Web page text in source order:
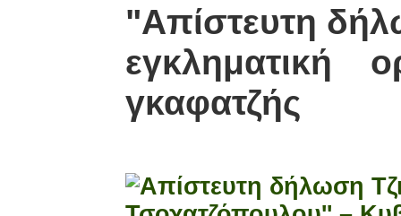
"Απίστευτη
εγκληματική
γκαφατζής